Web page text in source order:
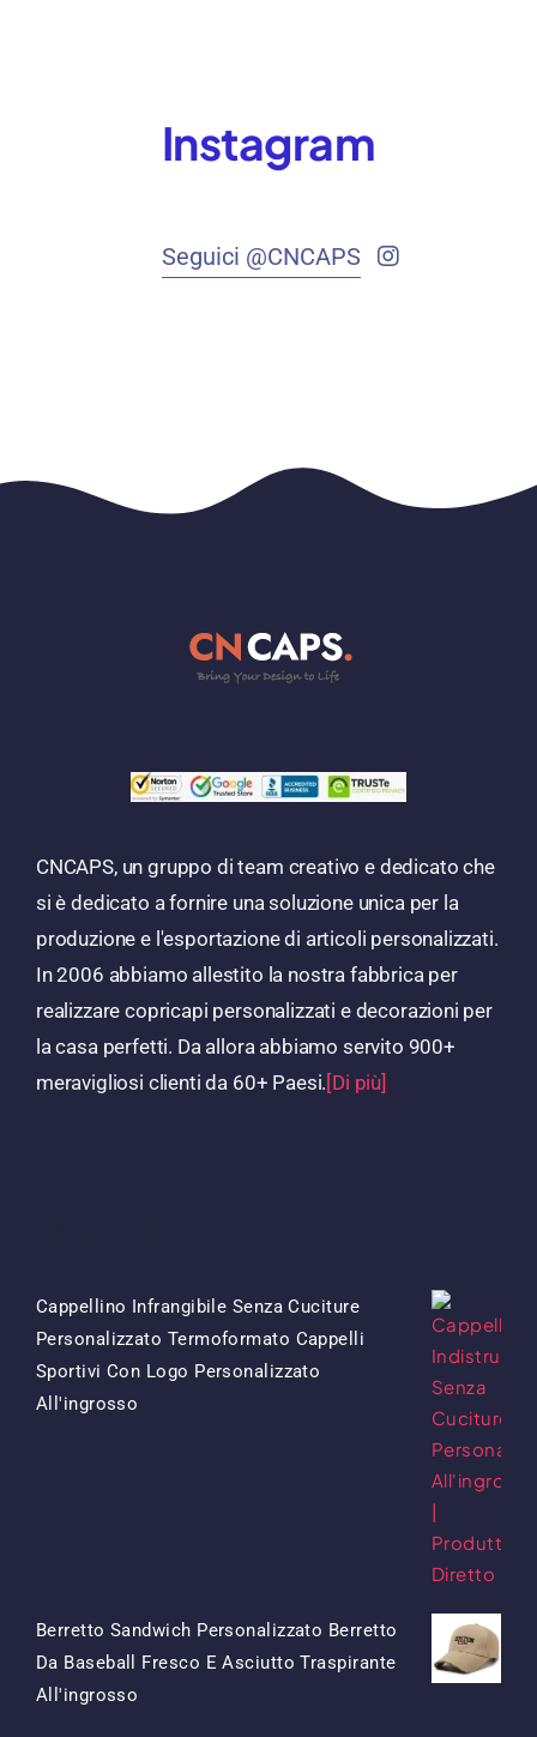
Instagram
Seguici @CNCAPS
CNCAPS, un gruppo di team creativo e dedicato che
si è dedicato a fornire una soluzione unica per la
produzione e l'esportazione di articoli personalizzati.
In 2006 abbiamo allestito la nostra fabbrica per
realizzare copricapi personalizzati e decorazioni per
la casa perfetti. Da allora abbiamo servito 900+
meravigliosi clienti da 60+ Paesi.[Di più]
Cappellino Infrangibile Senza Cuciture
Personalizzato Termoformato Cappelli
Sportivi Con Logo Personalizzato
All'ingrosso
Berretto Sandwich Personalizzato Berretto
Da Baseball Fresco E Asciutto Traspirante
All'ingrosso